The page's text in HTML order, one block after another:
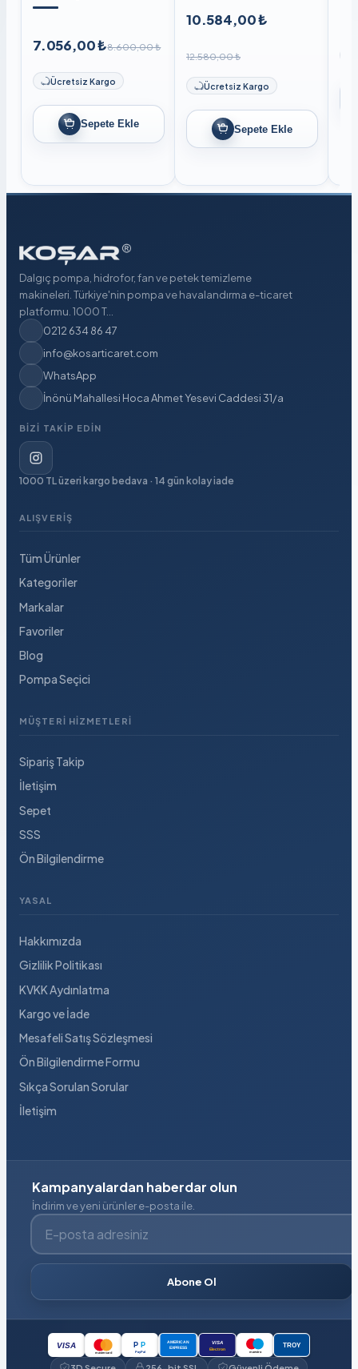
7.056,00 ₺8.600,00 ₺
Ücretsiz Kargo
Sepete Ekle
10.584,00 ₺
12.580,00 ₺
Ücretsiz Kargo
Sepete Ekle
Dalgıç pompa, hidrofor, fan ve petek temizleme
makineleri. Türkiye'nin pompa ve havalandırma e-ticaret
platformu. 1000 T...
0212 634 86 47
info@kosarticaret.com
WhatsApp
İnönü Mahallesi Hoca Ahmet Yesevi Caddesi 31/a
BIZI TAKIP EDIN
1000 TL üzeri kargo bedava · 14 gün kolay iade
ALIŞVERIŞ
Tüm Ürünler
Kategoriler
Markalar
Favoriler
Blog
Pompa Seçici
MÜŞTERI HIZMETLERI
Sipariş Takip
İletişim
Sepet
SSS
Ön Bilgilendirme
YASAL
Hakkımızda
Gizlilik Politikası
KVKK Aydınlatma
Kargo ve İade
Mesafeli Satış Sözleşmesi
Ön Bilgilendirme Formu
Sıkça Sorulan Sorular
İletişim
Kampanyalardan haberdar olun
İndirim ve yeni ürünler e-posta ile.
E-posta adresiniz
Abone Ol
VISA
mastercard
P P
PayPal
AMERICAN
EXPRESS
VISA
Electron
maestro
TROY